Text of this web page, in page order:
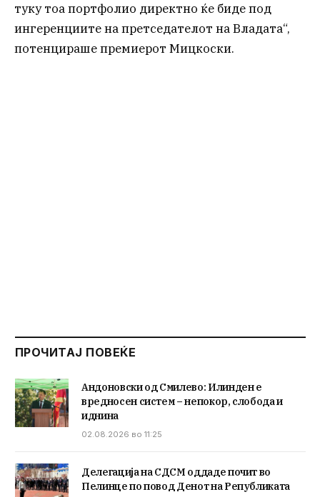
туку тоа портфолио директно ќе биде под
ингеренциите на претседателот на Владата“,
потенцираше премиерот Мицкоски.
ПРОЧИТАЈ ПОВЕЌЕ
Андоновски од Смилево: Илинден е
вредносен систем – непокор, слобода и
иднина
02.08.2026 во 11:25
Делегација на СДСМ оддаде почит во
Пелинце по повод Денот на Републиката